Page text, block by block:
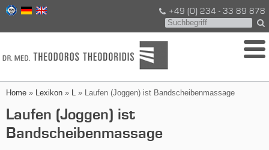
+49 (0) 234 - 33 89 878
Home » Lexikon » L » Laufen (Joggen) ist Bandscheibenmassage
Laufen (Joggen) ist
Bandscheibenmassage